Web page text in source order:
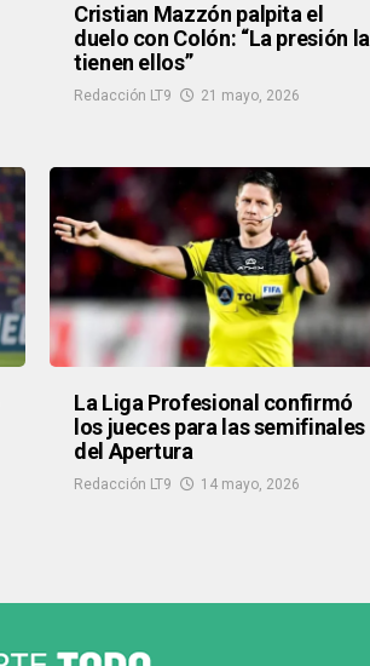
Cristian Mazzón palpita el
duelo con Colón: “La presión la
tienen ellos”
Redacción LT9 21 mayo, 2026
La Liga Profesional confirmó
los jueces para las semifinales
del Apertura
Redacción LT9 14 mayo, 2026